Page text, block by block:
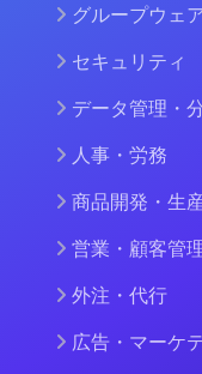
グループウェ
セキュリティ
データ管理・
人事・労務
商品開発・生
営業・顧客管
外注・代行
広告・マーケ